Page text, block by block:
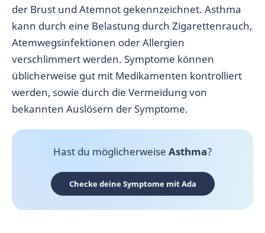
der Brust und Atemnot gekennzeichnet. Asthma
kann durch eine Belastung durch Zigarettenrauch,
Atemwegsinfektionen oder Allergien
verschlimmert werden. Symptome können
üblicherweise gut mit Medikamenten kontrolliert
werden, sowie durch die Vermeidung von
bekannten Auslösern der Symptome.
Hast du möglicherweise Asthma?
Checke deine Symptome mit Ada